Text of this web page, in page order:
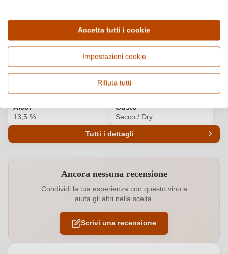
Dettagli del prodotto
Vitigno e tipologia
Qualità
Alcol
13,5 %
Gusto
Secco / Dry
Tutti i dettagli
Affinamento Botte inox
Colore dell'uva Bianco
Contenuto di alcol 13,5 %
Ancora nessuna recensione
Condividi la tua esperienza con questo vino e
aiuta gli altri nella scelta.
Scrivi una recensione
Accetta tutti i cookie
Impostazioni cookie
Rifiuta tutti